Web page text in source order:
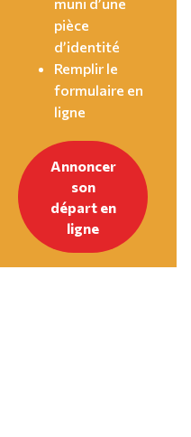
pièce
d’identité
Remplir le
formulaire en
ligne
Annoncer
son
départ en
ligne